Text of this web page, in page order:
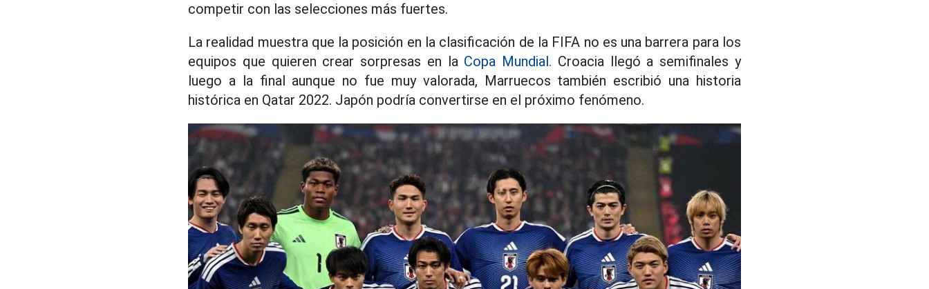
competir con las selecciones más fuertes.
La realidad muestra que la posición en la clasificación de la FIFA no es una barrera para los
equipos que quieren crear sorpresas en la Copa Mundial. Croacia llegó a semifinales y
luego a la final aunque no fue muy valorada, Marruecos también escribió una historia
histórica en Qatar 2022. Japón podría convertirse en el próximo fenómeno.